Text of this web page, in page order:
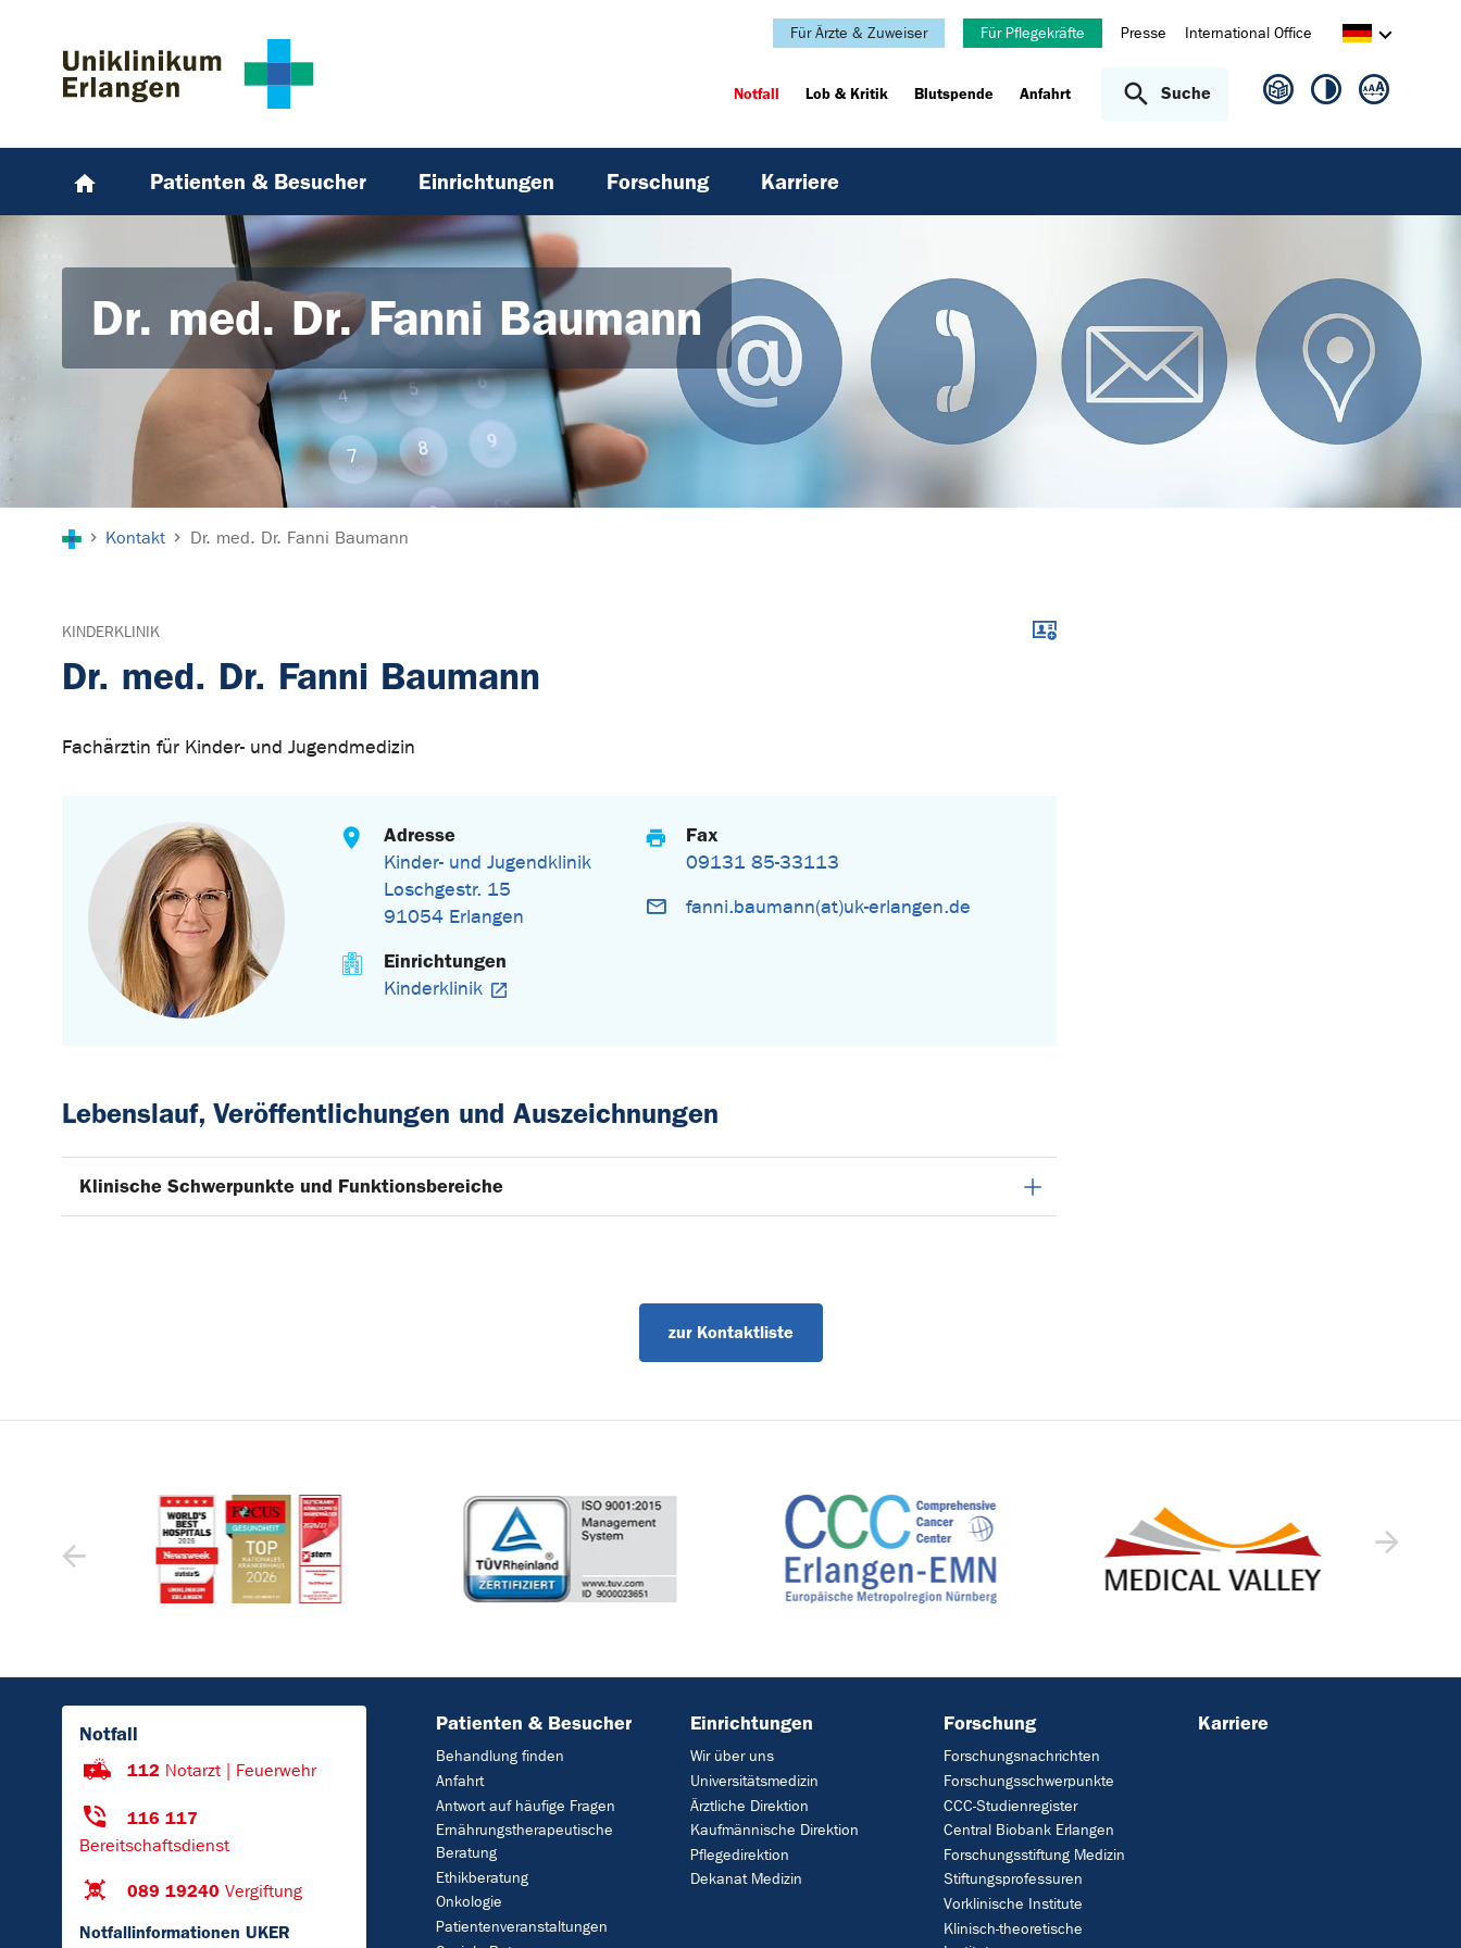
Für Ärzte & Zuweiser Für Pflegekräfte Presse International Office
Notfall Lob & Kritik Blutspende Anfahrt Suche
Patienten & Besucher Einrichtungen Forschung Karriere
Dr. med. Dr. Fanni Baumann
Kontakt Dr. med. Dr. Fanni Baumann
KINDERKLINIK
Dr. med. Dr. Fanni Baumann
Fachärztin für Kinder- und Jugendmedizin
Download im .vcf-Format
Adresse
Kinder- und Jugendklinik
Loschgestr. 15
91054 Erlangen
Einrichtungen
Kinderklinik
Fax
09131 85-33113
fanni.baumann(at)uk-erlangen.de
Lebenslauf, Veröffentlichungen und Auszeichnungen
Klinische Schwerpunkte und Funktionsbereiche
zur Kontaktliste
Notfall
112 Notarzt | Feuerwehr
116 117
Bereitschaftsdienst
089 19240 Vergiftung
Notfallinformationen UKER
Patienten & Besucher
Behandlung finden
Anfahrt
Antwort auf häufige Fragen
Ernährungstherapeutische
Beratung
Ethikberatung
Onkologie
Patientenveranstaltungen
Einrichtungen
Wir über uns
Universitätsmedizin
Ärztliche Direktion
Kaufmännische Direktion
Pflegedirektion
Dekanat Medizin
Forschung
Forschungsnachrichten
Forschungsschwerpunkte
CCC-Studienregister
Central Biobank Erlangen
Forschungsstiftung Medizin
Stiftungsprofessuren
Vorklinische Institute
Klinisch-theoretische
Karriere